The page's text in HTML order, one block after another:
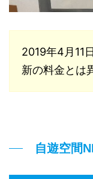
2019年4月11
新の料金とは
自遊空間